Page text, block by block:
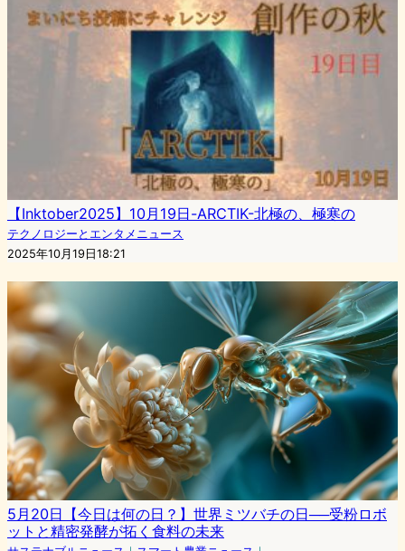
【Inktober2025】10月19日-ARCTIK-北極の、極寒の
テクノロジーとエンタメニュース
2025年10月19日18:21
5月20日【今日は何の日？】世界ミツバチの日──受粉ロボ
ットと精密発酵が拓く食料の未来